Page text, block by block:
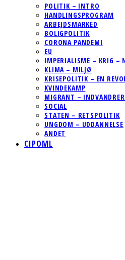
POLITIK – INTRO
HANDLINGSPROGRAM
ARBEJDSMARKED
BOLIGPOLITIK
CORONA PANDEMI
EU
IMPERIALISME – KRIG –
KLIMA – MILJØ
KRISEPOLITIK – EN
KVINDEKAMP
MIGRANT –
SOCIAL
STATEN – RETSPOLITIK
UNGDOM – UDDANNELSE
ANDET
CIPOML